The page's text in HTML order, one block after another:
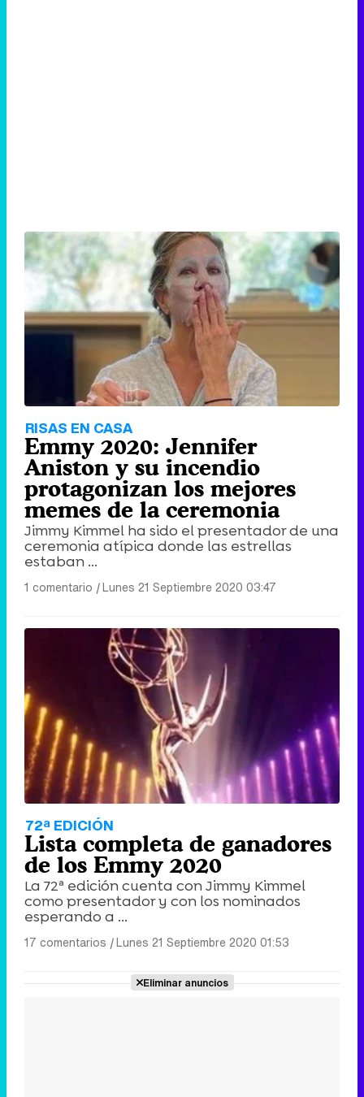
RISAS EN CASA
Emmy 2020: Jennifer
Aniston y su incendio
protagonizan los mejores
memes de la ceremonia
Jimmy Kimmel ha sido el presentador de una
ceremonia atípica donde las estrellas
estaban ...
1 comentario |Lunes 21 Septiembre 2020 03:47
72ª EDICIÓN
Lista completa de ganadores
de los Emmy 2020
La 72ª edición cuenta con Jimmy Kimmel
como presentador y con los nominados
esperando a ...
17 comentarios |Lunes 21 Septiembre 2020 01:53
Eliminar anuncios